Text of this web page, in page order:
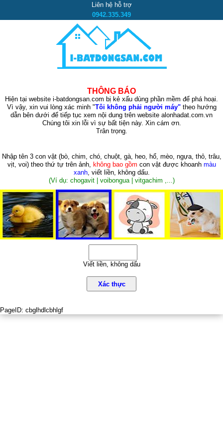
Liên hệ hỗ trợ
0942.335.349
THÔNG BÁO
Hiện tại website i-batdongsan.com bị kẻ xấu dùng phần mềm để phá hoại.
Vì vậy, xin vui lòng xác minh "Tôi không phải người máy"theo hướng
dẫn bên dưới để tiếp tục xem nội dung trên website alonhadat.com.vn
Chúng tôi xin lỗi vì sự bất tiện này. Xin cám ơn.
Trân trọng.
Nhập tên 3 con vật (bò, chim, chó, chuột, gà, heo, hổ, mèo, ngựa, thỏ, trâu,
vịt, voi)theo thứ tự trên ảnh, không bao gồm con vật được khoanh màu
xanh, viết liền, không dấu.
(Ví dụ: chogavit | voibongua | vitgachim ,...)
Viết liền, không dấu
Xác thực
PageID: cbglhdlcbhlgf